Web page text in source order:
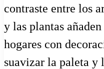
contraste entre los
y las plantas
hogares con
suavizar la paleta y